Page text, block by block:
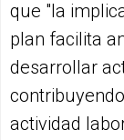
que "la
plan facilita
desarrollar
actividad